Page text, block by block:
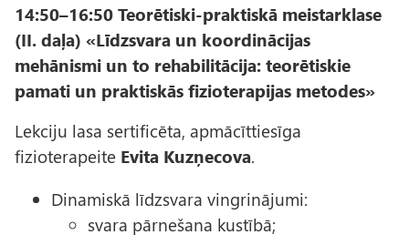
14:50–16:50 Teorētiski-praktiskā meistarklase
(II. daļa) «Līdzsvara un koordinācijas
mehānismi un to rehabilitācija: teorētiskie
pamati un praktiskās fizioterapijas metodes»
Lekciju lasa sertificēta, apmācīttiesīga
fizioterapeite Evita Kuzņecova.
Dinamiskā līdzsvara vingrinājumi:
svara pārnešana kustībā;